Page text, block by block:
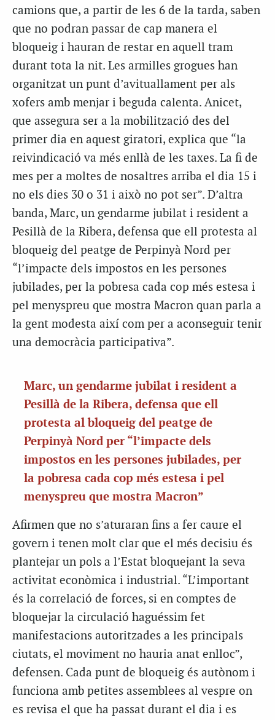
camions que, a partir de les 6 de la tarda, saben
que no podran passar de cap manera el
bloqueig i hauran de restar en aquell tram
durant tota la nit. Les armilles grogues han
organitzat un punt d’avituallament per als
xofers amb menjar i beguda calenta. Anicet,
que assegura ser a la mobilització des del
primer dia en aquest giratori, explica que “la
reivindicació va més enllà de les taxes. La fi de
mes per a moltes de nosaltres arriba el dia 15 i
no els dies 30 o 31 i això no pot ser”. D’altra
banda, Marc, un gendarme jubilat i resident a
Pesillà de la Ribera, defensa que ell protesta al
bloqueig del peatge de Perpinyà Nord per
“l’impacte dels impostos en les persones
jubilades, per la pobresa cada cop més estesa i
pel menyspreu que mostra Macron quan parla a
la gent modesta així com per a aconseguir tenir
una democràcia participativa”.
Marc, un gendarme jubilat i resident a
Pesillà de la Ribera, defensa que ell
protesta al bloqueig del peatge de
Perpinyà Nord per “l’impacte dels
impostos en les persones jubilades, per
la pobresa cada cop més estesa i pel
menyspreu que mostra Macron”
Afirmen que no s’aturaran fins a fer caure el
govern i tenen molt clar que el més decisiu és
plantejar un pols a l’Estat bloquejant la seva
activitat econòmica i industrial. “L’important
és la correlació de forces, si en comptes de
bloquejar la circulació haguéssim fet
manifestacions autoritzades a les principals
ciutats, el moviment no hauria anat enlloc”,
defensen. Cada punt de bloqueig és autònom i
funciona amb petites assemblees al vespre on
es revisa el que ha passat durant el dia i es